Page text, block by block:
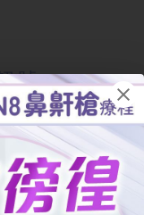
號
於 呼吸道阻
正常傳送。
或患有某些